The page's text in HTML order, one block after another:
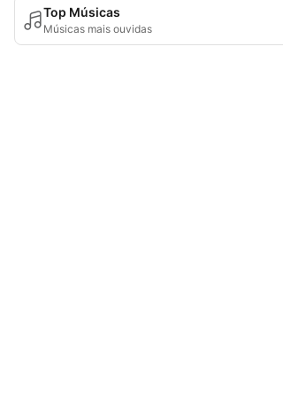
Top Músicas
Músicas mais ouvidas